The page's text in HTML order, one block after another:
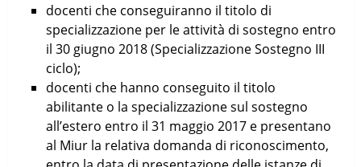
docenti che conseguiranno il titolo di
specializzazione per le attività di sostegno entro
il 30 giugno 2018 (Specializzazione Sostegno III
ciclo);
docenti che hanno conseguito il titolo
abilitante o la specializzazione sul sostegno
all’estero entro il 31 maggio 2017 e presentano
al Miur la relativa domanda di riconoscimento,